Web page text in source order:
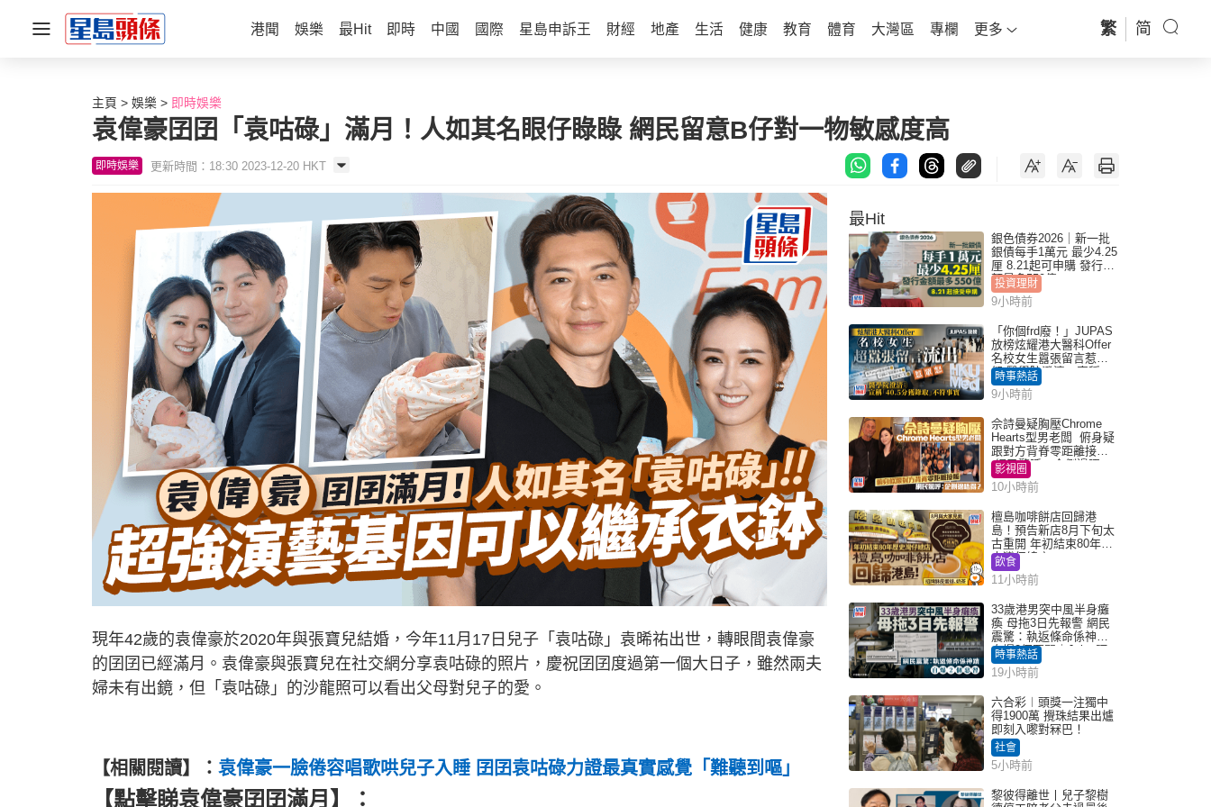
港聞 娛樂 最Hit 即時 中國 國際 星島申訴王 財經 地產 生活 健康 教育 體育 大灣區 專欄 更多 繁 简
主頁 娛樂 即時娛樂
袁偉豪囝囝「袁咕碌」滿月！人如其名眼仔睩睩 網民留意B仔對一物敏感度高
即時娛樂 更新時間：18:30 2023-12-20 HKT
現年42歲的袁偉豪於2020年與張寶兒結婚，今年11月17日兒子「袁咕碌」袁晞祐出世，轉眼間袁偉豪
的囝囝已經滿月。袁偉豪與張寶兒在社交網分享袁咕碌的照片，慶祝囝囝度過第一個大日子，雖然兩夫
婦未有出鏡，但「袁咕碌」的沙龍照可以看出父母對兒子的愛。
【相關閱讀】： 袁偉豪一臉倦容唱歌哄兒子入睡 囝囝袁咕碌力證最真實感覺「難聽到嘔」
【點擊睇袁偉豪囝囝滿月】：
最Hit
銀色債券2026｜新一批
銀債每手1萬元 最少4.25
厘 8.21起可申購 發行金
額最多550億
投資理財
9小時前
「你個frd廢！」JUPAS
放榜炫耀港大醫科Offer
名校女生囂張留言惹眾
怒 醫學院澄清：宣稱
「40.5分獲錄取」不符事
實｜Juicy叮
時事熱話
9小時前
佘詩曼疑胸壓Chrome
Hearts型男老闆 俯身疑
跟對方背脊零距離接觸
網民驚呼：企側邊唔
得？
影視圈
10小時前
檀島咖啡餅店回歸港
島！預告新店8月下旬太
古重開 年初結束80年歷
史灣仔總店
飲食
11小時前
33歲港男突中風半身癱
瘓 母拖3日先報警 網民
震驚：執返條命係神蹟
自爆2個惡習｜Juicy叮
時事熱話
19小時前
六合彩︱頭獎一注獨中
得1900萬 攪珠結果出爐
即刻入嚟對冧巴！
社會
5小時前
黎彼得離世丨兒子黎樹